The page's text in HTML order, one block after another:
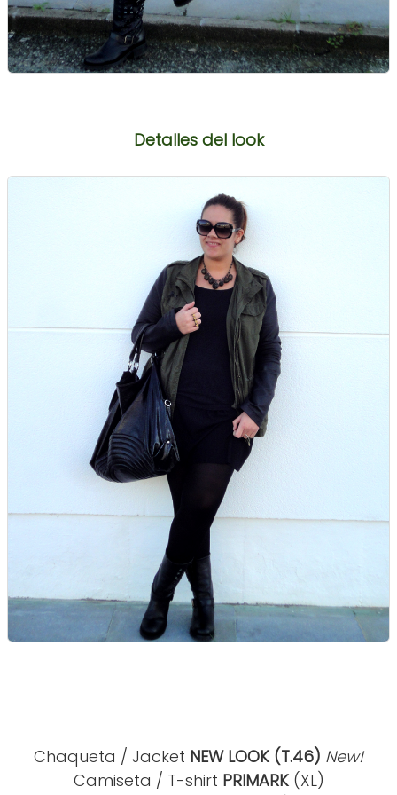
Detalles del look
Chaqueta / Jacket NEW LOOK (T.46) New!
Camiseta / T-shirt PRIMARK(XL)